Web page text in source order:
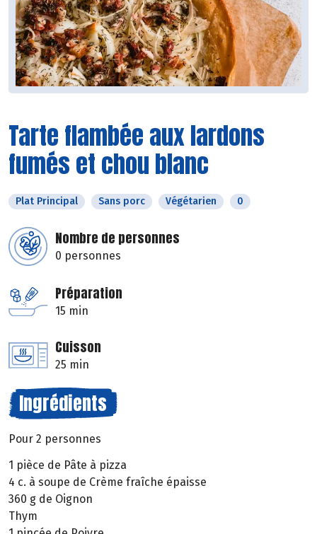
Tarte flambée aux lardons
fumés et chou blanc
Plat Principal Sans porc Végétarien 0
Nombre de personnes
0 personnes
Préparation
15 min
Cuisson
25 min
Ingrédients
Pour 2 personnes
1 pièce de Pâte à pizza
4 c. à soupe de Crème fraîche épaisse
360 g de Oignon
Thym